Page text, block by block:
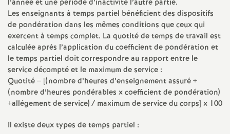
s
e
i
g
l’année et une période d’inactivité l’autre partie.
Les enseignants à temps partiel bénéficient des dispositifs
de pondération dans les mêmes conditions que ceux qui
exercent à temps complet. La quotité de temps de travail est
calculée après l’application du coefficient de pondération et
le temps partiel doit correspondre au rapport entre le
service décompté et le maximum de service :
Quotité = [(nombre d’heures d’enseignement assuré +
(nombre d’heures pondérables x coefficient de pondération)
+allégement de service) / maximum de service du corps] x 100
Il existe deux types de temps partiel :